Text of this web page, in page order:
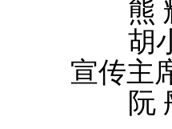
熊 辉
胡小
宣传主
阮